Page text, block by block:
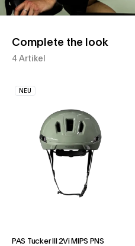
Complete the look
4 Artikel
NEU
PAS Tucker III 2Vi MIPS PNS